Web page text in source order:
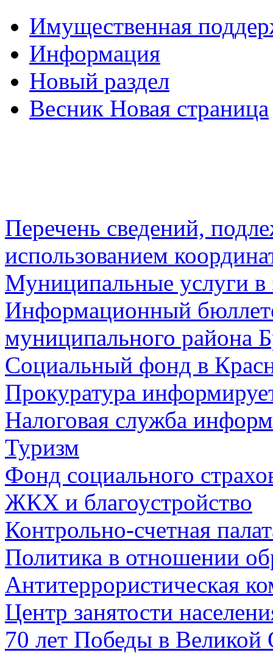
Имущественная
Информация
Новый раздел
Весник Новая страница
Перечень сведений,
использованием
Муниципальные услуги в
Информационный
муниципального района
Социальный фонд в
Прокуратура
Налоговая служба
Туризм
Фонд социального
ЖКХ и благоустройство
Контрольно-счетная
Политика в отношении
Антитеррористическая
Центр занятости
70 лет Победы в Великой